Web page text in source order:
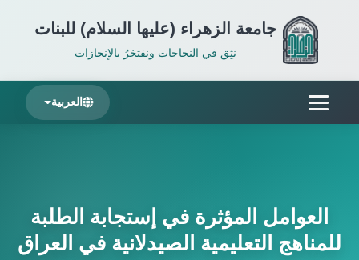
جامعة الزهراء (عليها السلام) للبنات
نثِق في النجاحات ونفتخرُ بالإنجازات
العربية
العوامل المؤثرة في إستجابة الطلبة
للمناهج التعليمية الصيدلانية في العراق